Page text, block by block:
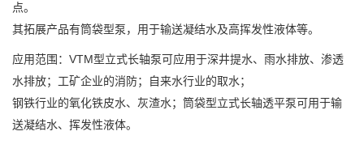
点。
其拓展产品有筒袋型泵，用于输送凝结水及高挥发性液体等。
应用范围：VTM型立式长轴泵可应用于深井提水、雨水排放、渗透
水排放；工矿企业的消防；自来水行业的取水；
钢铁行业的氧化铁皮水、灰渣水；筒袋型立式长轴透平泵可用于输
送凝结水、挥发性液体。